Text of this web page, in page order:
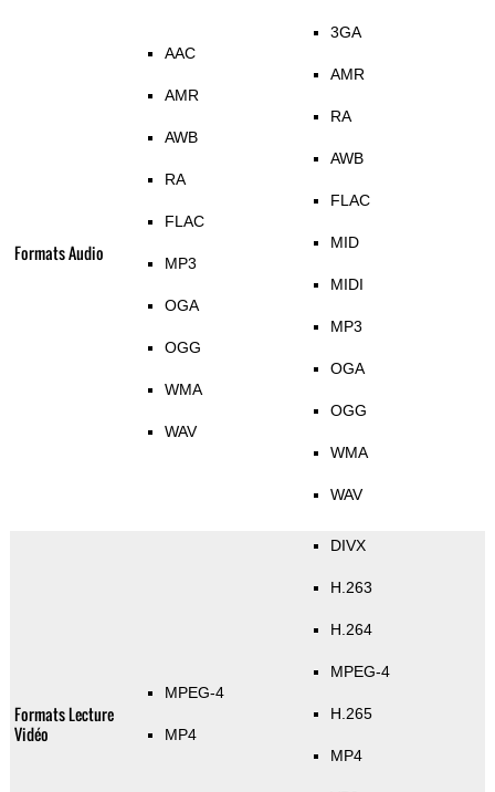
Formats Audio
AAC
AMR
AWB
RA
FLAC
MP3
OGA
OGG
WMA
WAV
3GA
AMR
RA
AWB
FLAC
MID
MIDI
MP3
OGA
OGG
WMA
WAV
Formats Lecture
Vidéo
MPEG-4
MP4
DIVX
H.263
H.264
MPEG-4
H.265
MP4